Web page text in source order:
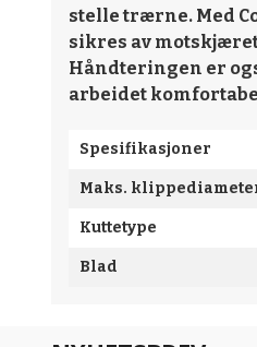
stelle trærne. Med
sikres av
Håndteringen er
arbeidet
Spesifikasjoner
Maks.
Kuttetype
Blad